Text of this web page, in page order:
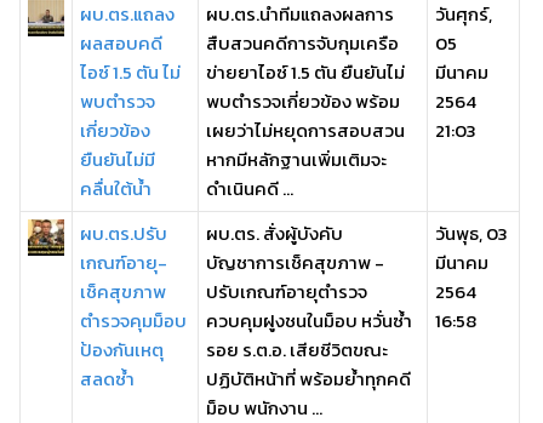
ผบ.ตร.แถลง
ผลสอบคดี
ไอซ์ 1.5 ตัน ไม่
พบตำรวจ
เกี่ยวข้อง
ยืนยันไม่มี
คลื่นใต้น้ำ
ผบ.ตร.นำทีมแถลงผลการ
สืบสวนคดีการจับกุมเครือ
ข่ายยาไอซ์ 1.5 ตัน ยืนยันไม่
พบตำรวจเกี่ยวข้อง พร้อม
เผยว่าไม่หยุดการสอบสวน
หากมีหลักฐานเพิ่มเติมจะ
ดำเนินคดี ...
วันศุกร์,
05
มีนาคม
2564
21:03
ผบ.ตร.ปรับ
เกณฑ์อายุ-
เช็คสุขภาพ
ตำรวจคุมม็อบ
ป้องกันเหตุ
สลดซ้ำ
ผบ.ตร. สั่งผู้บังคับ
บัญชาการเช็คสุขภาพ -
ปรับเกณฑ์อายุตำรวจ
ควบคุมฝูงชนในม็อบ หวั่นซ้ำ
รอย ร.ต.อ. เสียชีวิตขณะ
ปฏิบัติหน้าที่ พร้อมย้ำทุกคดี
ม็อบ พนักงาน ...
วันพุธ, 03
มีนาคม
2564
16:58